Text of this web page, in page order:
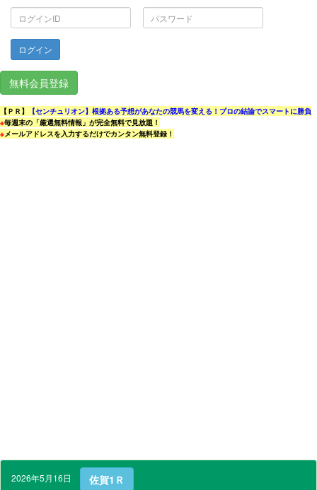
ロ
イ
ン
ID
パ
ス
ワ
無料会員登録
【ＰＲ】
【センチュリオン】根拠ある予想があなたの競馬を変える！プロの結論でスマートに勝負
※毎週末の「厳選無料情報」が完全無料で見放題！
※メールアドレスを入力するだけでカンタン無料登録！
2026年5月16日 佐賀1Ｒ